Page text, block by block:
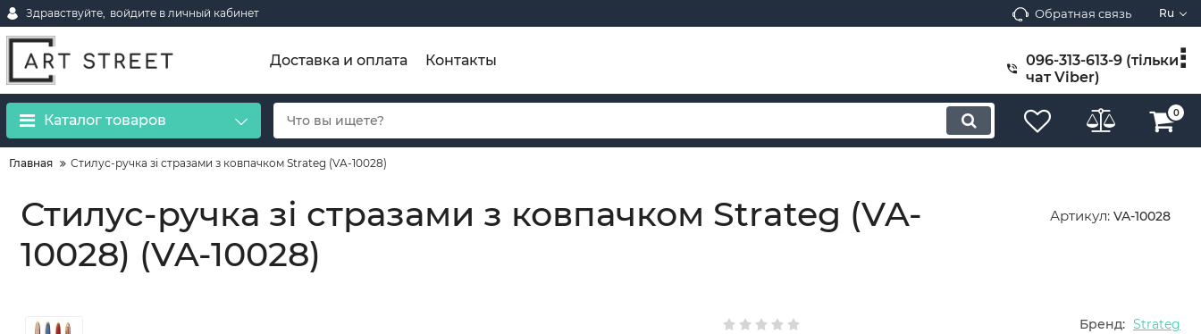
Здравствуйте, войдите в личный кабинет Обратная связь Ru
Доставка и оплата Контакты
096-313-613-9 (тільки
чат Viber)
Каталог товаров 0
Главная Стилус-ручка зі стразами з ковпачком Strateg (VA-10028)
Стилус-ручка зі стразами з ковпачком Strateg (VA-
10028) (VA-10028)
Артикул: VA-10028
Бренд: Strateg